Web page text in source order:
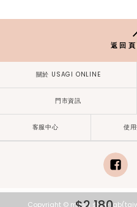
返回
關於 USAGI ONLINE
門市資訊
客服中心 使
Copyright © mash style